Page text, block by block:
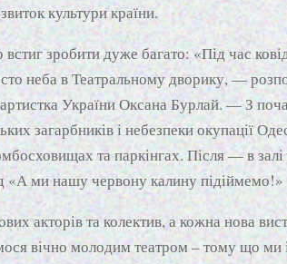
культури країни.
зробити дуже багато: «Під час
неба в Театральному дворику, —
України Оксана Бурлай. — З
загарбників і небезпеки окупації
та паркінгах. Після — в залі
«А ми нашу червону калину підіймемо!»
акторів та колектив, а кожна нова
вічно молодим театром – тому що ми